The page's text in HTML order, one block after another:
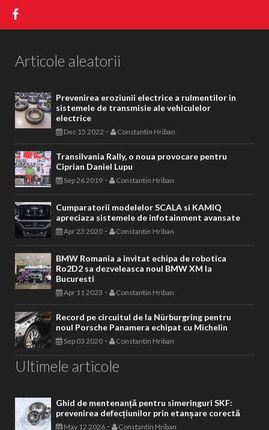
Articole aleatorii
Prevenirea eroziunii electrice a rulmentilor in
sistemele de transmisie ale vehiculelor
electrice
Dec 15 2022 - Constantin Hriban
Transilvania Rally, o noua provocare pentru
Ciprian Daniel Lupu
Sep 26 2019 - Constantin Hriban
Cumparatorii modelelor SCALA si KAMIQ
apreciaza sistemele de infotainment avansate
Apr 23 2020 - Constantin Hriban
BMW Romania a invitat echipa de robotica
Ro2D2 sa dezveleasca noul BMW XM la
Bucuresti
Apr 11 2023 - Constantin Hriban
Record pe circuitul de la Nürburgring pentru
noul Porsche Panamera echipat cu Michelin
Sep 03 2020 - Constantin Hriban
Ultimele articole
Ghid de mentenanță pentru simeringuri SKF:
prevenirea defecțiunilor prin etanșare corectă
May 12 2026 - Constantin Hriban